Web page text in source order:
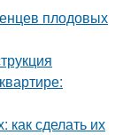
плодовых
сделать их